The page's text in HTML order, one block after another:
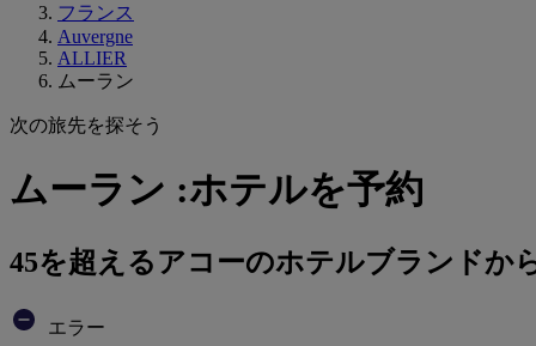
フランス
Auvergne
ALLIER
ムーラン
次の旅先を探そう
ムーラン :ホテルを予約
45を超えるアコーのホテルブランドか
エラー